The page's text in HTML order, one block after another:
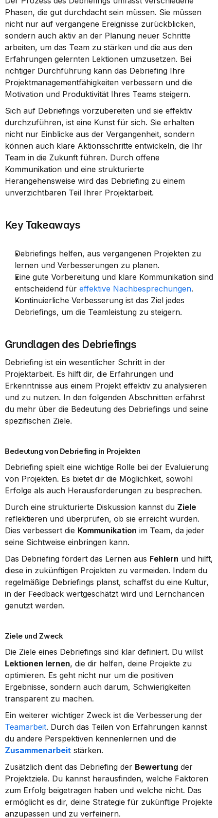
Phasen, die gut durchdacht sein müssen. Sie müssen
nicht nur auf vergangene Ereignisse zurückblicken,
sondern auch aktiv an der Planung neuer Schritte
arbeiten, um das Team zu stärken und die aus den
Erfahrungen gelernten Lektionen umzusetzen. Bei
richtiger Durchführung kann das Debriefing Ihre
Projektmanagementfähigkeiten verbessern und die
Motivation und Produktivität Ihres Teams steigern.
Sich auf Debriefings vorzubereiten und sie effektiv
durchzuführen, ist eine Kunst für sich. Sie erhalten
nicht nur Einblicke aus der Vergangenheit, sondern
können auch klare Aktionsschritte entwickeln, die Ihr
Team in die Zukunft führen. Durch offene
Kommunikation und eine strukturierte
Herangehensweise wird das Debriefing zu einem
unverzichtbaren Teil Ihrer Projektarbeit.
Key Takeaways
Debriefings helfen, aus vergangenen Projekten zu
lernen und Verbesserungen zu planen.
Eine gute Vorbereitung und klare Kommunikation sind
entscheidend für effektive Nachbesprechungen.
Kontinuierliche Verbesserung ist das Ziel jedes
Debriefings, um die Teamleistung zu steigern.
Grundlagen des Debriefings
Debriefing ist ein wesentlicher Schritt in der
Projektarbeit. Es hilft dir, die Erfahrungen und
Erkenntnisse aus einem Projekt effektiv zu analysieren
und zu nutzen. In den folgenden Abschnitten erfährst
du mehr über die Bedeutung des Debriefings und seine
spezifischen Ziele.
Bedeutung von Debriefing in Projekten
Debriefing spielt eine wichtige Rolle bei der Evaluierung
von Projekten. Es bietet dir die Möglichkeit, sowohl
Erfolge als auch Herausforderungen zu besprechen.
Durch eine strukturierte Diskussion kannst du Ziele
reflektieren und überprüfen, ob sie erreicht wurden.
Dies verbessert die Kommunikation im Team, da jeder
seine Sichtweise einbringen kann.
Das Debriefing fördert das Lernen aus Fehlern und hilft,
diese in zukünftigen Projekten zu vermeiden. Indem du
regelmäßige Debriefings planst, schaffst du eine Kultur,
in der Feedback wertgeschätzt wird und Lernchancen
genutzt werden.
Ziele und Zweck
Lektionen lernen, die dir helfen, deine Projekte zu
optimieren. Es geht nicht nur um die positiven
Ergebnisse, sondern auch darum, Schwierigkeiten
transparent zu machen.
Teamarbeit. Durch das Teilen von Erfahrungen kannst
Zusammenarbeit stärken.
Zusätzlich dient das Debriefing der Bewertung der
Projektziele. Du kannst herausfinden, welche Faktoren
zum Erfolg beigetragen haben und welche nicht. Das
ermöglicht es dir, deine Strategie für zukünftige Projekte
anzupassen und zu verfeinern.